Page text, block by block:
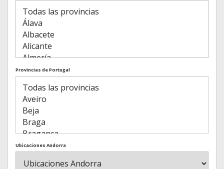
Provincias de Portugal
Ubicaciones Andorra